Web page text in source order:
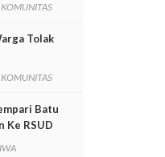
KOMUNITAS
Tolak
KOMUNITAS
Batu
Ke RSUD